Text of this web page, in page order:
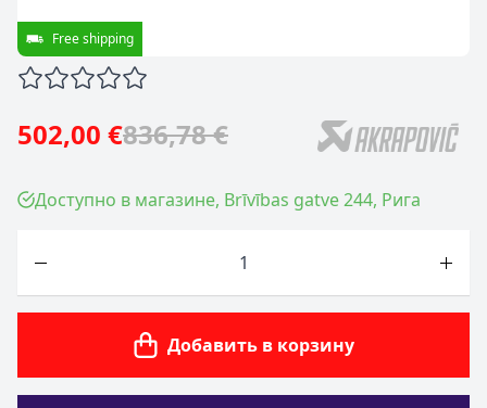
Free shipping
502,00 €836,78 €
Доступно в магазине, Brīvības gatve 244, Рига
Добавить в корзину